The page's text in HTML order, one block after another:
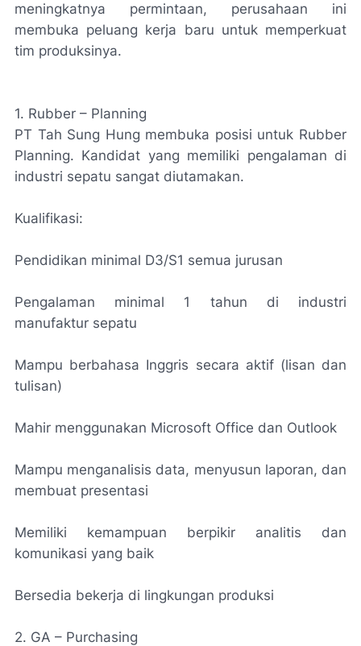
meningkatnya permintaan, perusahaan ini
membuka peluang kerja baru untuk memperkuat
tim produksinya.
1. Rubber – Planning
PT Tah Sung Hung membuka posisi untuk Rubber
Planning. Kandidat yang memiliki pengalaman di
industri sepatu sangat diutamakan.
Kualifikasi:
Pendidikan minimal D3/S1 semua jurusan
Pengalaman minimal 1 tahun di industri
manufaktur sepatu
Mampu berbahasa Inggris secara aktif (lisan dan
tulisan)
Mahir menggunakan Microsoft Office dan Outlook
Mampu menganalisis data, menyusun laporan, dan
membuat presentasi
Memiliki kemampuan berpikir analitis dan
komunikasi yang baik
Bersedia bekerja di lingkungan produksi
2. GA – Purchasing